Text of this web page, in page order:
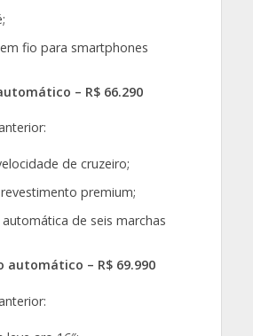
fio para smartphones
– R$ 66.290
de cruzeiro;
premium;
de seis marchas
automático – R$ 69.990